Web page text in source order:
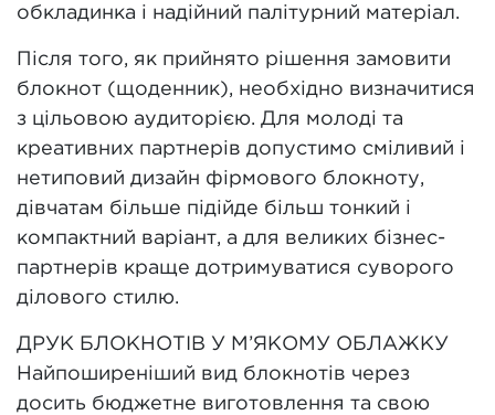
обкладинка і надійний палітурний матеріал.
Після того, як прийнято рішення замовити
блокнот (щоденник), необхідно визначитися
з цільовою аудиторією. Для молоді та
креативних партнерів допустимо сміливий і
нетиповий дизайн фірмового блокноту,
дівчатам більше підійде більш тонкий і
компактний варіант, а для великих бізнес-
партнерів краще дотримуватися суворого
ділового стилю.
ДРУК БЛОКНОТІВ У М’ЯКОМУ ОБЛАЖКУ
Найпоширеніший вид блокнотів через
досить бюджетне виготовлення та свою